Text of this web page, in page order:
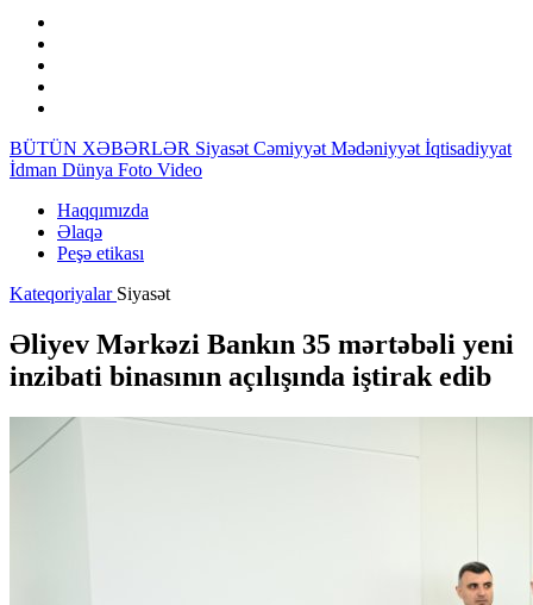
BÜTÜN XƏBƏRLƏR Siyasət Cəmiyyət Mədəniyyət İqtisadiyyat
İdman Dünya Foto Video
Haqqımızda
Əlaqə
Peşə etikası
Kateqoriyalar Siyasət
Əliyev Mərkəzi Bankın 35 mərtəbəli yeni
inzibati binasının açılışında iştirak edib